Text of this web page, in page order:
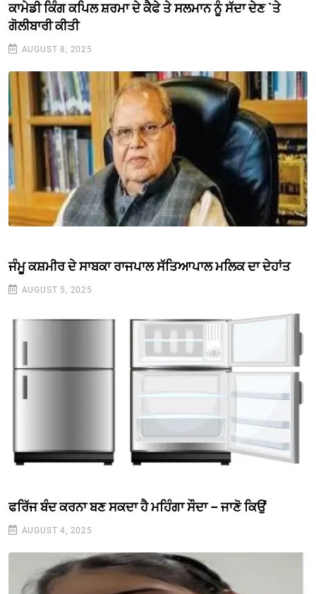
ਕਾਮੇਡੀ ਕਿੰਗ ਕਪਿਲ ਸ਼ਰਮਾ ਦੇ ਕੈਫੇ ਤੇ ਸਲਮਾਨ ਨੂੰ ਸੱਦਾ ਦੇਣ `ਤੇ
ਗੋਲੀਬਾਰੀ ਕੀਤੀ
AUGUST 8, 2025
ਜੰਮੂ ਕਸ਼ਮੀਰ ਦੇ ਸਾਬਕਾ ਰਾਜਪਾਲ ਸੱਤਿਆਪਾਲ ਮਲਿਕ ਦਾ ਦੇਹਾਂਤ
AUGUST 5, 2025
ਫਰਿੱਜ ਬੰਦ ਕਰਨਾ ਬਣ ਸਕਦਾ ਹੈ ਮਹਿੰਗਾ ਸੌਦਾ – ਜਾਣੋ ਕਿਉਂ
AUGUST 4, 2025